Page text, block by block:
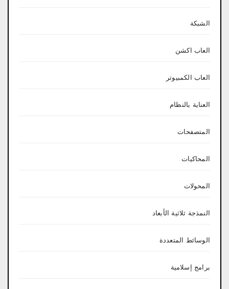
الشبكة
العاب اكشن
العاب الكمبيوتر
العناية بالنظام
المتصفحات
المحاكيات
المحولات
النمذجة ثلاثية الأبعاد
الوسائط المتعددة
برامج إسلامية